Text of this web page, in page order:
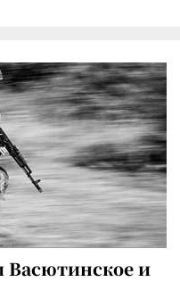
Васютинское и